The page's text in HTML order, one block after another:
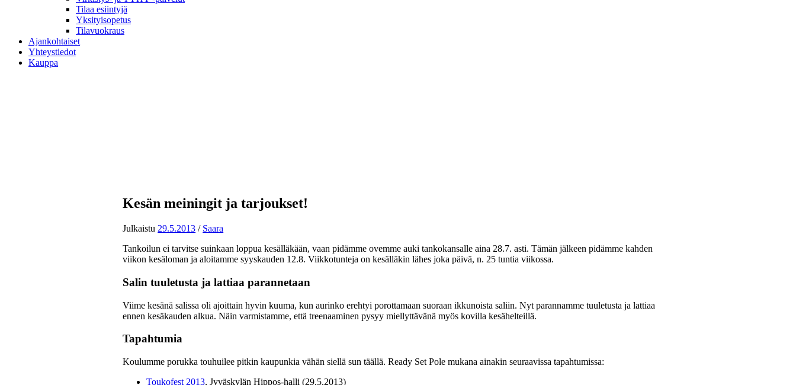
Tilaa esiintyjä
Yksityisopetus
Tilavuokraus
Ajankohtaiset
Yhteystiedot
Kauppa
Kesän meiningit ja tarjoukset!
Julkaistu 29.5.2013 / Saara
Tankoilun ei tarvitse suinkaan loppua kesälläkään, vaan pidämme ovemme auki tankokansalle aina 28.7. asti. Tämän jälkeen pidämme kahden
viikon kesäloman ja aloitamme syyskauden 12.8. Viikkotunteja on kesälläkin lähes joka päivä, n. 25 tuntia viikossa.
Salin tuuletusta ja lattiaa parannetaan
Viime kesänä salissa oli ajoittain hyvin kuuma, kun aurinko erehtyi porottamaan suoraan ikkunoista saliin. Nyt parannamme tuuletusta ja lattiaa
ennen kesäkauden alkua. Näin varmistamme, että treenaaminen pysyy miellyttävänä myös kovilla kesähelteillä.
Tapahtumia
Koulumme porukka touhuilee pitkin kaupunkia vähän siellä sun täällä. Ready Set Pole mukana ainakin seuraavissa tapahtumissa:
Toukofest 2013, Jyväskylän Hippos-halli (29.5.2013)